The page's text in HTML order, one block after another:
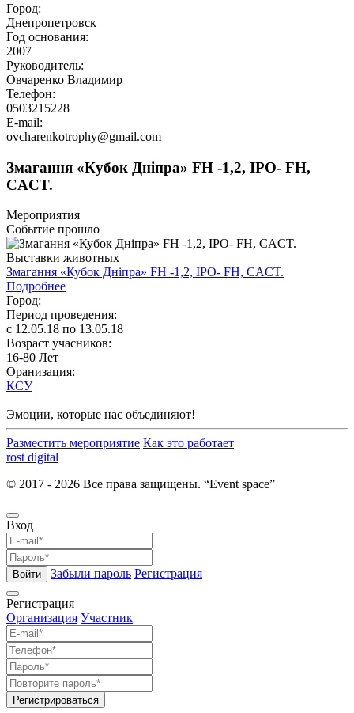
Город:
Днепропетровск
Год основания:
2007
Руководитель:
Овчаренко Владимир
Телефон:
0503215228
E-mail:
ovcharenkotrophy@gmail.com
Змагання «Кубок Дніпра» FH -1,2, IPO- FH,
CACT.
Мероприятия
Событие прошло
Выставки животных
Змагання «Кубок Дніпра» FH -1,2, IPO- FH, CACT.
Подробнее
Город:
Период проведения:
c 12.05.18 по 13.05.18
Возраст учасников:
16-80 Лет
Оранизация:
КСУ
Эмоции, которые нас объединяют!
Разместить мероприятие Как это работает
rost digital
© 2017 - 2026 Все права защищены. “Event space”
Вход
Войти Забыли пароль Регистрация
Регистрация
Организация Участник
Регистрироваться